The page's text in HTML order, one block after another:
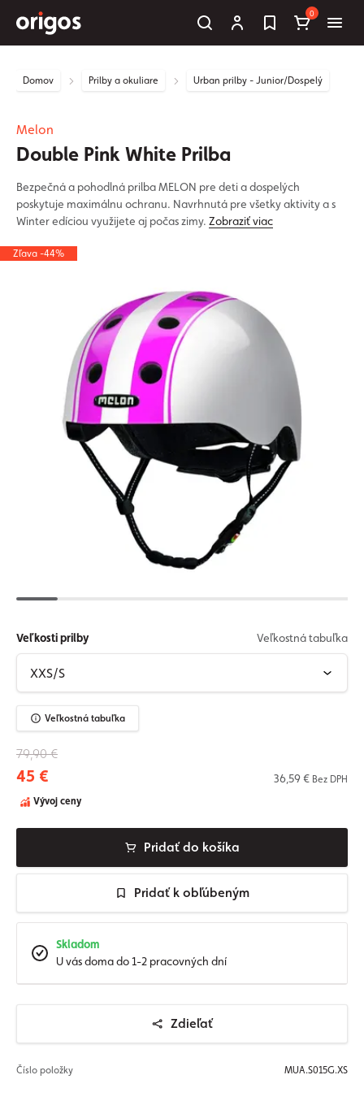
0
Domov Prilby a okuliare Urban prilby - Junior/Dospelý
Melon
Double Pink White Prilba
Bezpečná a pohodlná prilba MELON pre deti a dospelých
poskytuje maximálnu ochranu. Navrhnutá pre všetky aktivity a s
Winter edíciou využijete aj počas zimy. Zobraziť viac
Zľava -44%
Veľkosti prilby Veľkostná tabuľka
Veľkostná tabuľka
79,90 €
45 € 36,59 € Bez DPH
Vývoj ceny
Pridať do košíka
Pridať k obľúbeným
Skladom
U vás doma do 1-2 pracovných dní
Zdieľať
Číslo položky MUA.S015G.XS